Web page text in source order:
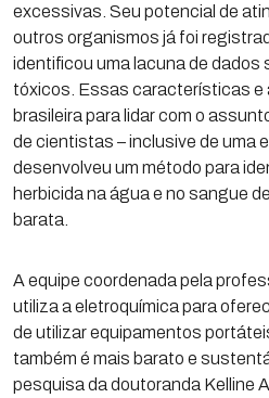
excessivas. Seu potencial de
outros organismos já foi
identificou uma lacuna de dados
tóxicos. Essas características e
brasileira para lidar com o
de cientistas – inclusive de uma
desenvolveu um método para
herbicida na água e no sangue
barata.
A equipe coordenada pela
utiliza a eletroquímica para
de utilizar equipamentos
também é mais barato e
pesquisa da doutoranda Kelline